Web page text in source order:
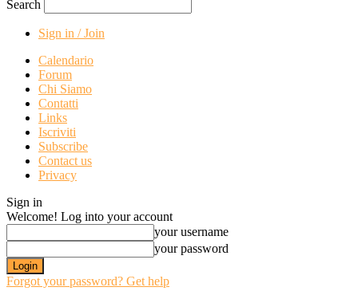
Search
Sign in / Join
Calendario
Forum
Chi Siamo
Contatti
Links
Iscriviti
Subscribe
Contact us
Privacy
Sign in
Welcome! Log into your account
your username
your password
Forgot your password? Get help